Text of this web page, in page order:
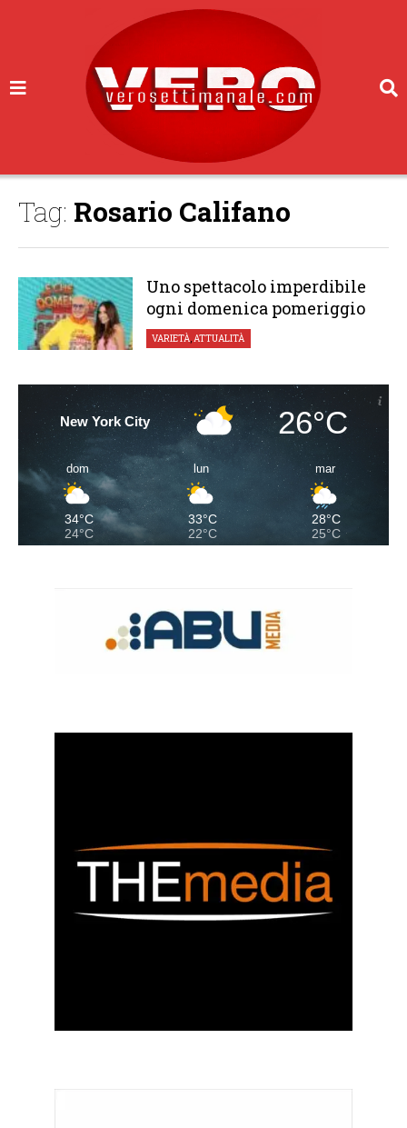
Tag: Rosario Califano
Uno spettacolo imperdibile
ogni domenica pomeriggio
VARIETÀ,ATTUALITÀ
New York City 26°C
dom
34°C
24°C
lun
33°C
22°C
mar
28°C
25°C